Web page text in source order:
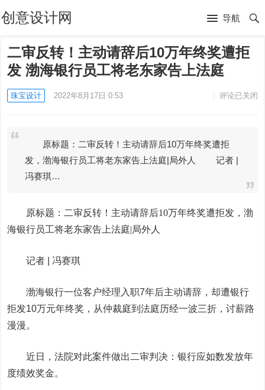
创意设计网 导航
二审反转！主动请辞后10万年终奖遭拒
发 渤海银行员工将老东家告上法庭
珠宝设计 2022年8月17日 0:53 评论已关闭
原标题：二审反转！主动请辞后10万年终奖遭拒
发，渤海银行员工将老东家告上法庭|局外人 记者 |
冯赛琪…
原标题：二审反转！主动请辞后10万年终奖遭拒发，渤
海银行员工将老东家告上法庭|局外人
记者 | 冯赛琪
渤海银行一位客户经理入职7年后主动请辞，却遭银行
拒发10万元年终奖，从仲裁庭到法庭历经一波三折，讨薪路
漫漫。
近日，法院对此案件做出二审判决：银行应如数发放年
度绩效奖金。